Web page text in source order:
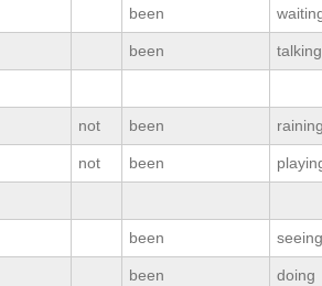
been
been talking
not been raining.
not been
been seeing
been doing